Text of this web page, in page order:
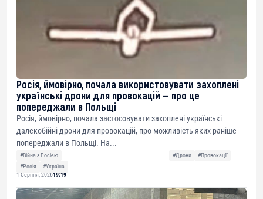
Росія, ймовірно, почала використовувати захоплені
українські дрони для провокацій — про це
попереджали в Польщі
Росія, ймовірно, почала застосовувати захоплені українські
далекобійні дрони для провокацій, про можливість яких раніше
попереджали в Польщі. На...
#Війна з Росією #Дрони
#Провокації
#Росія
#Україна
1 Серпня, 202619:19